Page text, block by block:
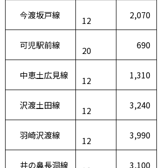
今渡坂戸線 12 2,070
可児駅前線 20 690
中恵土広見線 12 1,310
沢渡土田線 12 3,240
羽崎沢渡線 12 3,990
井の鼻長洞線
3,100